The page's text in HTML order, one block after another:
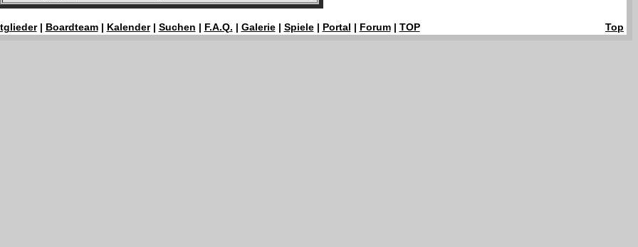
| Boardteam| Kalender| Suchen | F.A.Q. | Galerie| Spiele| Portal | Forum| TOP Top